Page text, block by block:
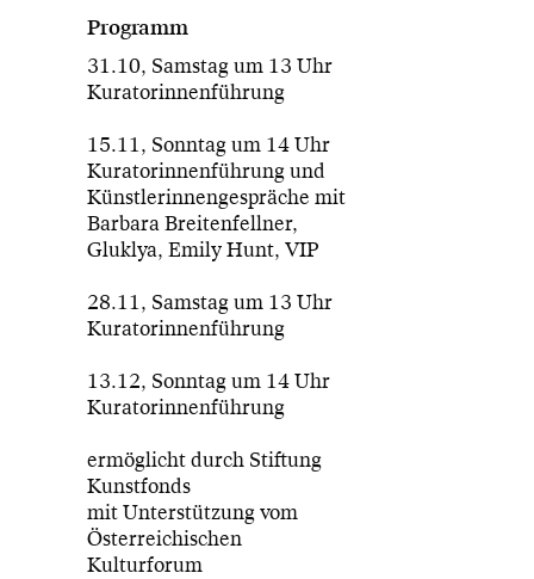
Programm
31.10, Samstag um 13 Uhr
Kuratorinnenführung
15.11, Sonntag um 14 Uhr
Kuratorinnenführung und
Künstlerinnengespräche mit
Barbara Breitenfellner,
Gluklya, Emily Hunt, VIP
28.11, Samstag um 13 Uhr
Kuratorinnenführung
13.12, Sonntag um 14 Uhr
Kuratorinnenführung
ermöglicht durch Stiftung
Kunstfonds
mit Unterstützung vom
Österreichischen
Kulturforum